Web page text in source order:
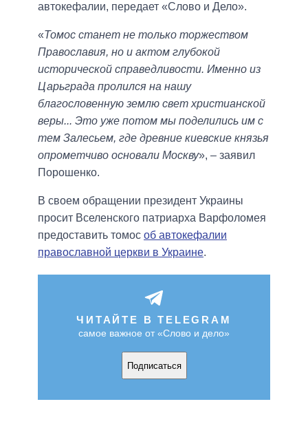
автокефалии, передает «Слово и Дело».
«Томос станет не только торжеством
Православия, но и актом глубокой
исторической справедливости. Именно из
Царьграда пролился на нашу
благословенную землю свет христианской
веры... Это уже потом мы поделились им с
тем Залесьем, где древние киевские князья
опрометчиво основали Москву», – заявил
Порошенко.
В своем обращении президент Украины
просит Вселенского патриарха Варфоломея
предоставить томос об автокефалии
православной церкви в Украине.
ЧИТАЙТЕ В TELEGRAM
самое важное от «Слово и дело»
Подписаться